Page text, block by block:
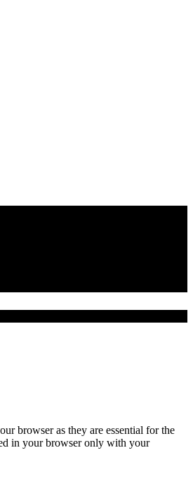
browser as they are essential for the
in your browser only with your